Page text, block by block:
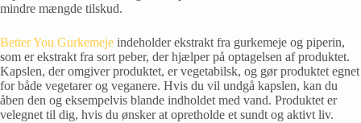
mindre mængde tilskud.
Better You Gurkemeje indeholder ekstrakt fra gurkemeje og piperin,
som er ekstrakt fra sort peber, der hjælper på optagelsen af produktet.
Kapslen, der omgiver produktet, er vegetabilsk, og gør produktet egnet
for både vegetarer og veganere. Hvis du vil undgå kapslen, kan du
åben den og eksempelvis blande indholdet med vand. Produktet er
velegnet til dig, hvis du ønsker at opretholde et sundt og aktivt liv.